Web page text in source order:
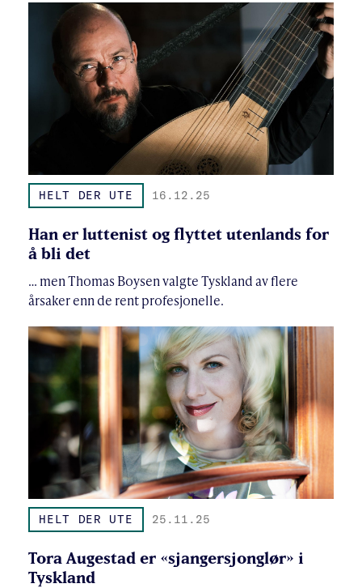
HELT DER UTE 16.12.25
Han er luttenist og flyttet utenlands for
å bli det
… men Thomas Boysen valgte Tyskland av flere
årsaker enn de rent profesjonelle.
HELT DER UTE 25.11.25
Tora Augestad er «sjangersjonglør» i
Tyskland